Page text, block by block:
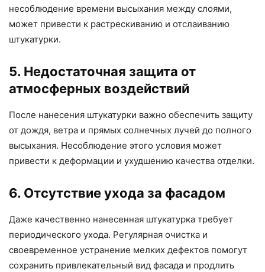
несоблюдение времени высыхания между слоями,
может привести к растрескиванию и отслаиванию
штукатурки.
5. Недостаточная защита от
атмосферных воздействий
После нанесения штукатурки важно обеспечить защиту
от дождя, ветра и прямых солнечных лучей до полного
высыхания. Несоблюдение этого условия может
привести к деформации и ухудшению качества отделки.
6. Отсутствие ухода за фасадом
Даже качественно нанесенная штукатурка требует
периодического ухода. Регулярная очистка и
своевременное устранение мелких дефектов помогут
сохранить привлекательный вид фасада и продлить